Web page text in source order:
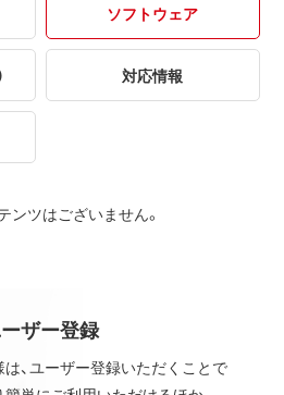
ソフトウェア
対応情報
ンツはございません。
ザー登録
、ユーザー登録いただくことで